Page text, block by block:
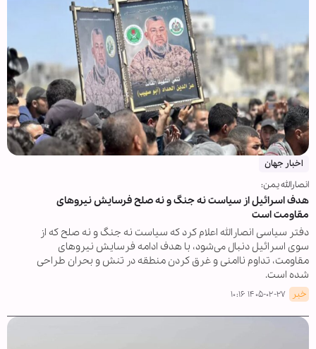
اخبار جهان
انصارالله یمن:
هدف اسرائیل از سیاست نه جنگ و نه صلح فرسایش نیروهای
مقاومت است
دفتر سیاسی انصارالله اعلام کرد که سیاست نه جنگ و نه صلح که از
سوی اسرائیل دنبال می‌شود، با هدف ادامه فرسایش نیروهای
مقاومت، تداوم ناامنی و غرق کردن منطقه در تنش و بحران طراحی
شده است.
خبر ۱۴۰۵-۰۲-۲۷ ۱۰:۱۶